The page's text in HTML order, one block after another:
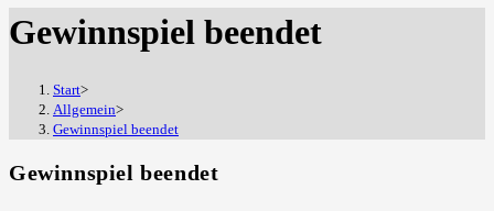
durchsuchen
Gewinnspiel beendet
Start>
Allgemein>
Gewinnspiel beendet
Gewinnspiel beendet